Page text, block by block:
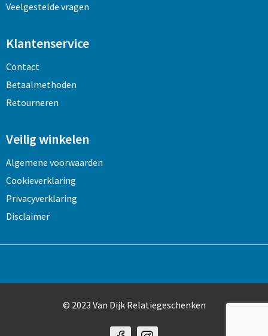
Veelgestelde vragen
Klantenservice
Contact
Betaalmethoden
Retourneren
Veilig winkelen
Algemene voorwaarden
Cookieverklaring
Privacyverklaring
Disclaimer
© 2023 Van Dijk Relatiegeschenken